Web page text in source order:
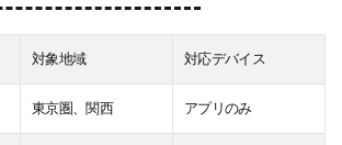
対象地域 対応デバイス
東京圏、関西 アプリのみ